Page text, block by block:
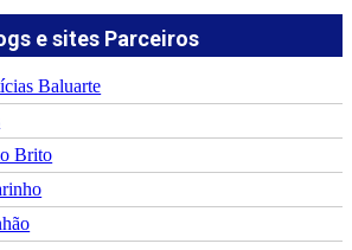
e sites Parceiros
Baluarte
Brito